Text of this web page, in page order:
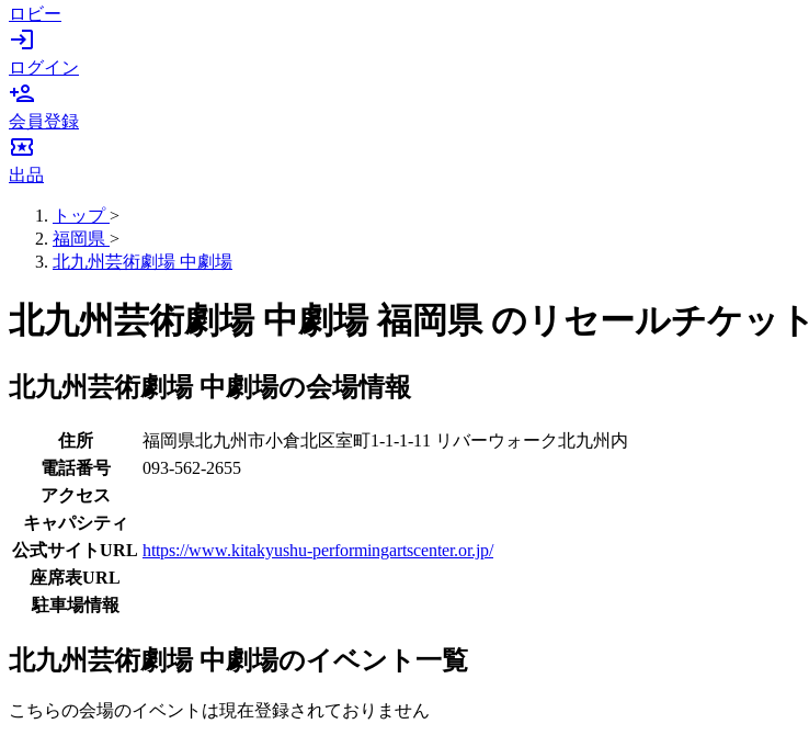
ロビー
login
ログイン
person_add
会員登録
local_activity
出品
トップ >
福岡県 >
北九州芸術劇場 中劇場
北九州芸術劇場 中劇場 福岡県 のリセールチケット
北九州芸術劇場 中劇場の会場情報
住所
福岡県北九州市小倉北区室町1-1-1-11 リバーウォーク北九州内
電話番号
093-562-2655
アクセス
キャパシティ
公式サイトURL https://www.kitakyushu-performingartscenter.or.jp/
座席表URL
駐車場情報
北九州芸術劇場 中劇場のイベント一覧
こちらの会場のイベントは現在登録されておりません